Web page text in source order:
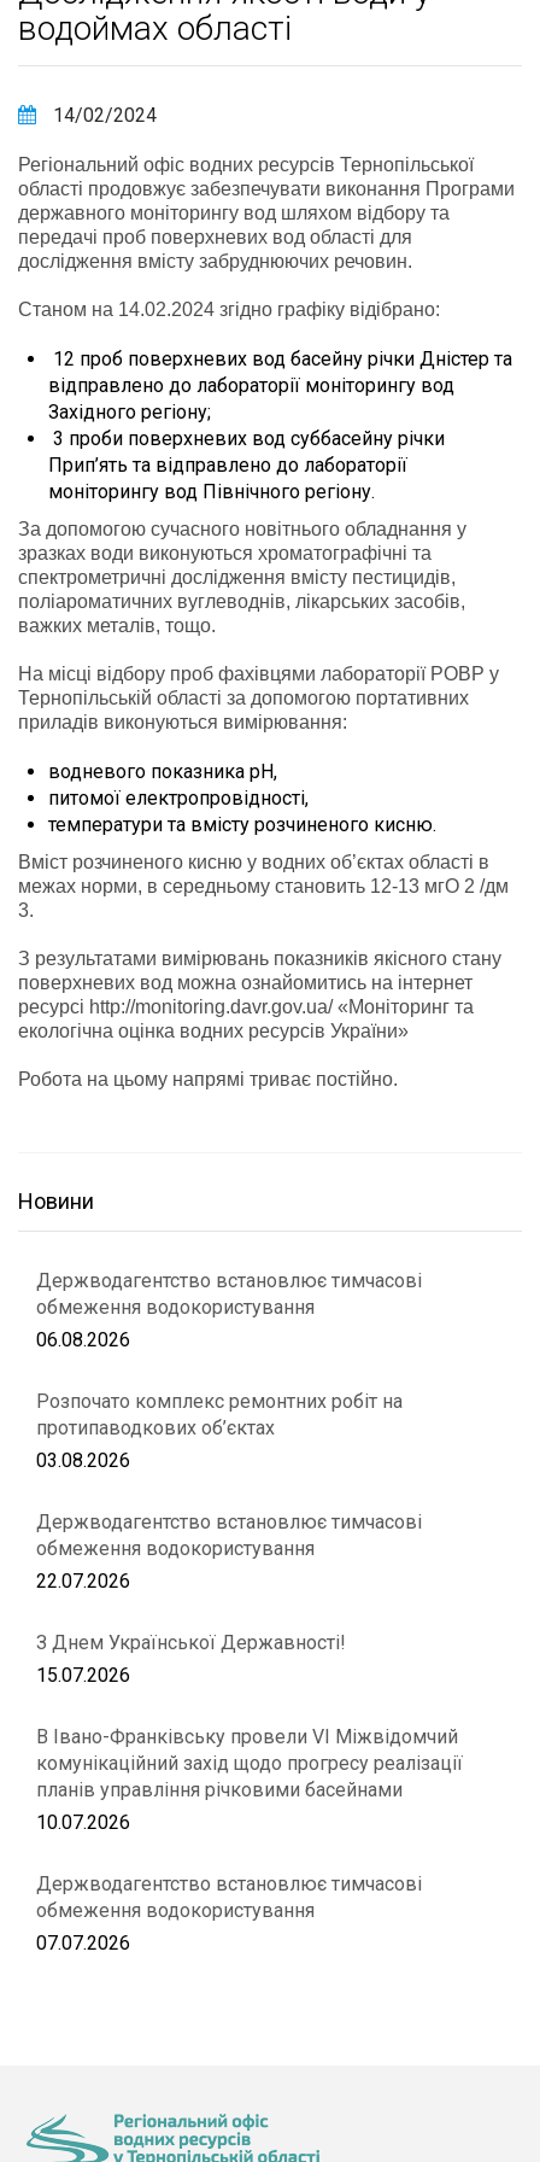
водоймах області
14/02/2024
Регіональний офіс водних ресурсів Тернопільської
області продовжує забезпечувати виконання Програми
державного моніторингу вод шляхом відбору та
передачі проб поверхневих вод області для
дослідження вмісту забруднюючих речовин.
Станом на 14.02.2024 згідно графіку відібрано:
12 проб поверхневих вод басейну річки Дністер та
відправлено до лабораторії моніторингу вод
Західного регіону;
3 проби поверхневих вод суббасейну річки
Прип’ять та відправлено до лабораторії
моніторингу вод Північного регіону.
За допомогою сучасного новітнього обладнання у
зразках води виконуються хроматографічні та
спектрометричні дослідження вмісту пестицидів,
поліароматичних вуглеводнів, лікарських засобів,
важких металів, тощо.
На місці відбору проб фахівцями лабораторії РОВР у
Тернопільській області за допомогою портативних
приладів виконуються вимірювання:
водневого показника рН,
питомої електропровідності,
температури та вмісту розчиненого кисню.
Вміст розчиненого кисню у водних об’єктах області в
межах норми, в середньому становить 12-13 мгО 2 /дм
3.
З результатами вимірювань показників якісного стану
поверхневих вод можна ознайомитись на інтернет
ресурсі http://monitoring.davr.gov.ua/ «Моніторинг та
екологічна оцінка водних ресурсів України»
Робота на цьому напрямі триває постійно.
Новини
Держводагентство встановлює тимчасові
обмеження водокористування
06.08.2026
Розпочато комплекс ремонтних робіт на
протипаводкових об’єктах
03.08.2026
Держводагентство встановлює тимчасові
обмеження водокористування
22.07.2026
З Днем Української Державності!
15.07.2026
В Івано-Франківську провели VІ Міжвідомчий
комунікаційний захід щодо прогресу реалізації
планів управління річковими басейнами
10.07.2026
Держводагентство встановлює тимчасові
обмеження водокористування
07.07.2026